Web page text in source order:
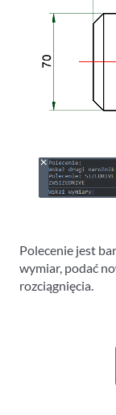
Polecenie jest
wymiar, podać
rozciągnięcia.